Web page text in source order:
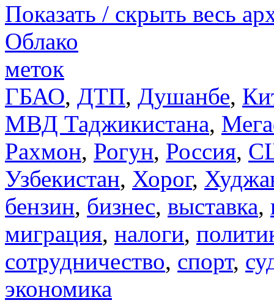
Показать / скрыть весь
Облако
меток
ГБАО, ДТП, Душанбе,
МВД Таджикистана,
Рахмон, Рогун, Россия,
Узбекистан, Хорог,
бензин, бизнес, выставка,
миграция, налоги,
сотрудничество, спорт,
экономика